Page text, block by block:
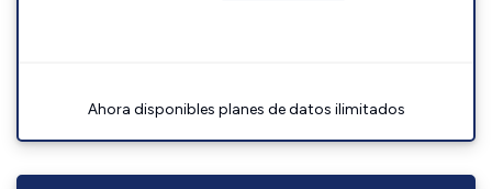
Ahora disponibles planes de datos ilimitados